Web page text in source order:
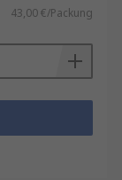
43,00 €/Packung